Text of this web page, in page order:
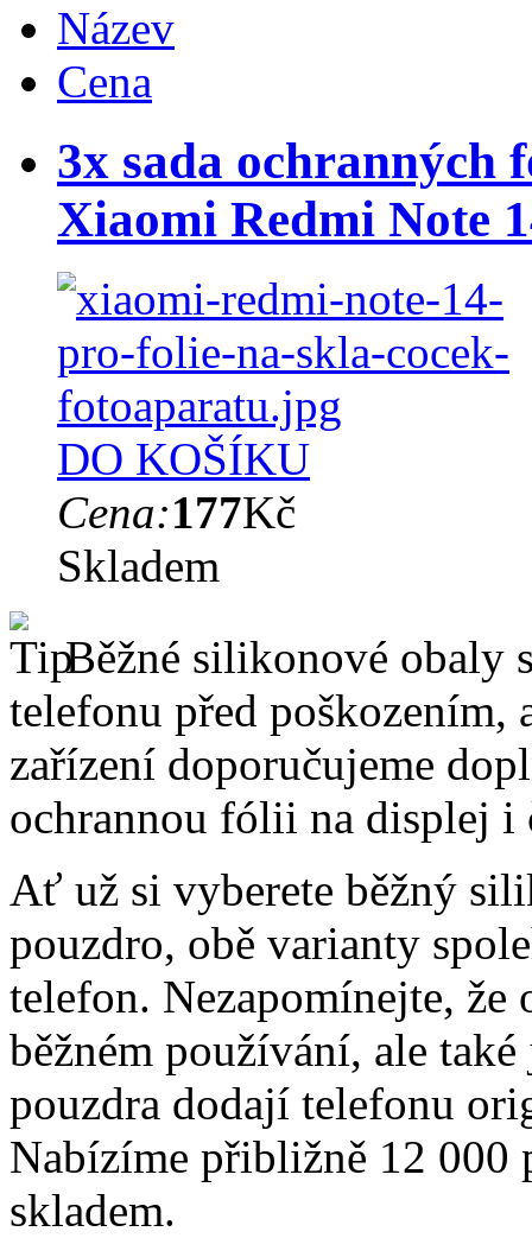
Název
Cena
3x sada ochranných
Xiaomi Redmi Note
DO KOŠÍKU
Cena:177Kč
Skladem
Běžné silikonové obaly
telefonu před poškozením,
zařízení doporučujeme
ochrannou fólii na displej i
Ať už si vyberete běžný
pouzdro, obě varianty
telefon. Nezapomínejte,
běžném používání, ale
pouzdra dodají telefonu
Nabízíme přibližně 12 000
skladem.